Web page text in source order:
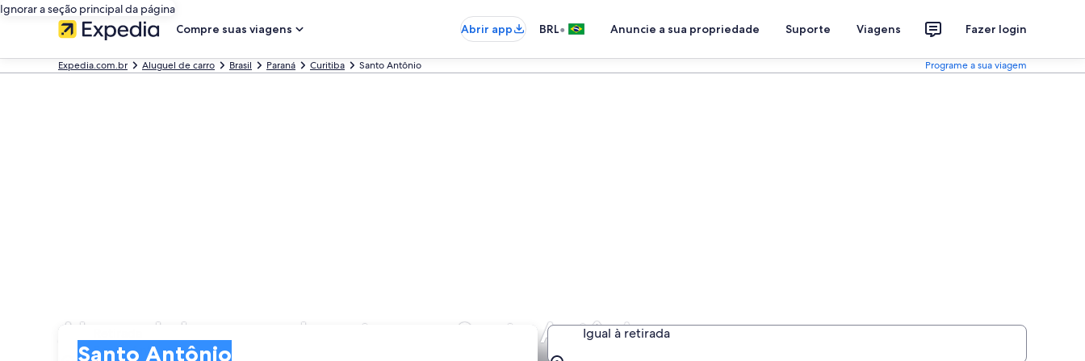
Ignorar a seção principal da página
Compre suas viagens
Abrir app BRL• Anuncie a sua propriedade Suporte Viagens Fazer login
Expedia.com.br Aluguel de carro Brasil Paraná Curitiba Santo Antônio Programe a sua viagem
Aluguel de carros baratos em Santo Antônio
Santo Antônio
Igual à retirada